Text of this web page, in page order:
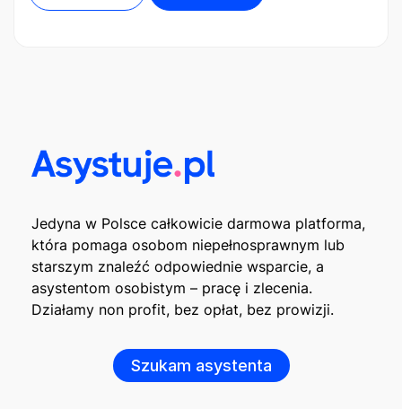
Jedyna w Polsce całkowicie darmowa platforma,
która pomaga osobom niepełnosprawnym lub
starszym znaleźć odpowiednie wsparcie, a
asystentom osobistym – pracę i zlecenia.
Działamy non profit, bez opłat, bez prowizji.
Szukam asystenta